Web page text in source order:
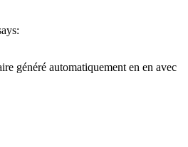
généré automatiquement en en avec